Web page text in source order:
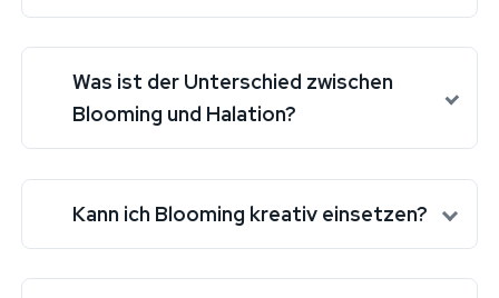
Was ist der Unterschied zwischen
Blooming und Halation?
Kann ich Blooming kreativ einsetzen?